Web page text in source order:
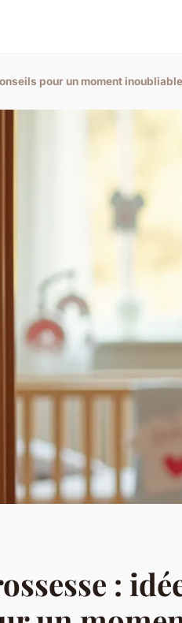
pour un moment
: